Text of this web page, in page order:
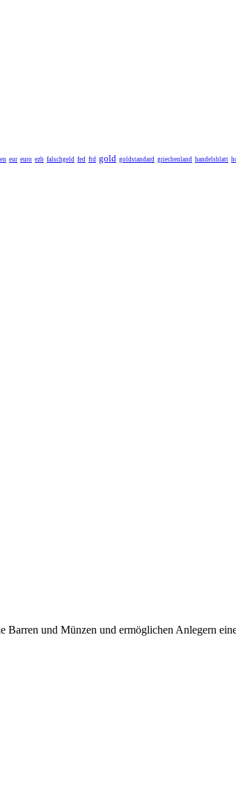
eur euro ezb falschgeld fed ftd gold goldstandard griechenland handelsblatt
und Münzen und ermöglichen Anlegern